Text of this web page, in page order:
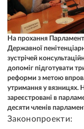
На прохання
Державної
зустрічей
допоміг підготувати
реформи з метою
утримання у вязницях.
зареєстровані в
десяти членів
Законопроекти: